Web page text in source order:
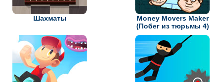
Шахматы
Money Movers Maker
(Побег из тюрьмы 4)